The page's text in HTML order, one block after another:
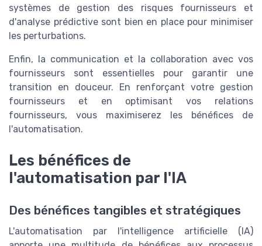
systèmes de gestion des risques fournisseurs et
d'analyse prédictive sont bien en place pour minimiser
les perturbations.
Enfin, la communication et la collaboration avec vos
fournisseurs sont essentielles pour garantir une
transition en douceur. En renforçant votre gestion
fournisseurs et en optimisant vos relations
fournisseurs, vous maximiserez les bénéfices de
l'automatisation.
Les bénéfices de
l'automatisation par l'IA
Des bénéfices tangibles et stratégiques
L'automatisation par l'intelligence artificielle (IA)